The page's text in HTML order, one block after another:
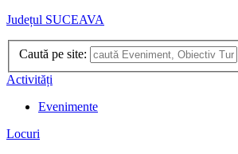
Județul SUCEAVA
Caută pe site:
Activități
Evenimente
Locuri